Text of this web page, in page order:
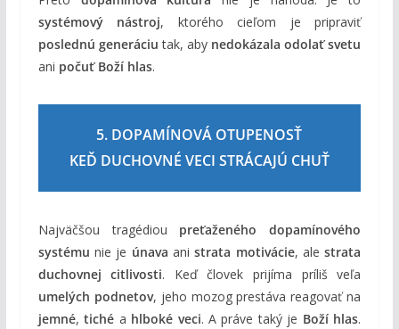
systémový nástroj, ktorého cieľom je pripraviť
poslednú generáciu tak, aby nedokázala odolať svetu
ani počuť Boží hlas.
5. DOPAMÍNOVÁ OTUPENOSŤ
KEĎ DUCHOVNÉ VECI STRÁCAJÚ CHUŤ
Najväčšou tragédiou preťaženého dopamínového
systému nie je únava anistrata motivácie, alestrata
duchovnej citlivosti. Keď človek prijíma príliš veľa
umelých podnetov, jeho mozog prestáva reagovať na
jemné,tiché a hlboké veci. A práve taký je Boží hlas.